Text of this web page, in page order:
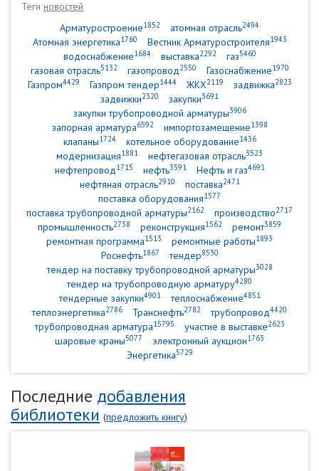
Теги новостей
Арматуростроение1852 атомная отрасль2494
Атомная энергетика1760 Вестник Арматуростроителя1943
водоснабжение1684 выставка2292 газ5460
газовая отрасль5132 газопровод2550 Газоснабжение1970
Газпром4429 Газпром тендер1444 ЖКХ2119 задвижка2823
задвижки2320 закупки3691
закупки трубопроводной арматуры3906
запорная арматура6592 импортозамещение1398
клапаны1724 котельное оборудование1436
модернизация1881 нефтегазовая отрасль3523
нефтепровод1715 нефть3591 Нефть и газ4691
нефтяная отрасль2910 поставка2471
поставка оборудования1577
поставка трубопроводной арматуры2162 производство2717
промышленность2738 реконструкция1562 ремонт3859
ремонтная программа1513 ремонтные работы1893
Роснефть1867 тендер8530
тендер на поставку трубопроводной арматуры3028
тендер на трубопроводную арматуру4280
тендерные закупки4901 теплоснабжение4851
теплоэнергетика2786 Транснефть2782 трубопровод4420
трубопроводная арматура15795 участие в выставке2623
шаровые краны5077 электронный аукцион1763
Энергетика5729
Последние добавления
библиотеки (предложить книгу)